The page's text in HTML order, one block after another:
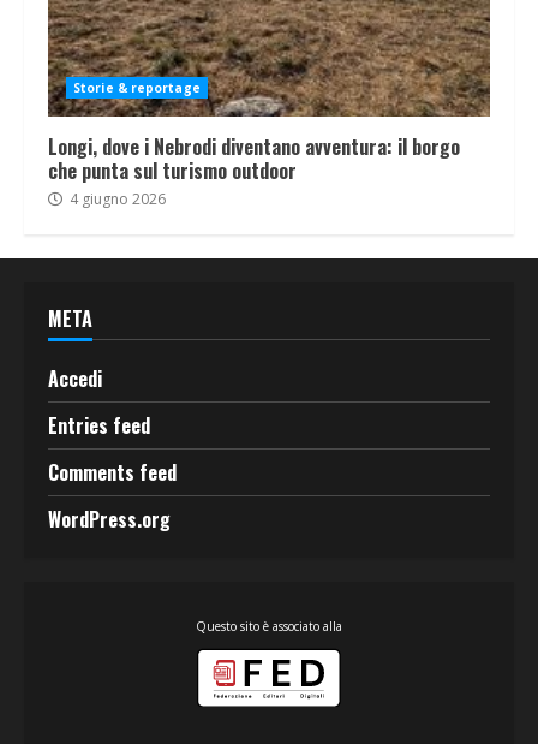
Storie & reportage
Longi, dove i Nebrodi diventano avventura: il borgo
che punta sul turismo outdoor
4 giugno 2026
META
Accedi
Entries feed
Comments feed
WordPress.org
Questo sito è associato alla